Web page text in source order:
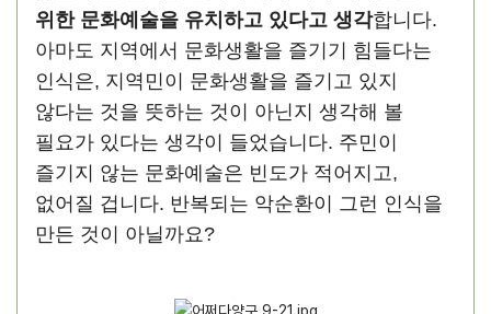
위한 문화예술을 유치하고 있다고 생각합니다.
아마도 지역에서 문화생활을 즐기기 힘들다는
인식은, 지역민이 문화생활을 즐기고 있지
않다는 것을 뜻하는 것이 아닌지 생각해 볼
필요가 있다는 생각이 들었습니다. 주민이
즐기지 않는 문화예술은 빈도가 적어지고,
없어질 겁니다. 반복되는 악순환이 그런 인식을
만든 것이 아닐까요?